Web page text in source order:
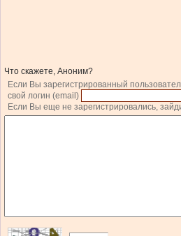
Что скажете, Аноним?
Если Вы зарегистрированный
свой логин (email)
Если Вы еще не зарегистрировались,